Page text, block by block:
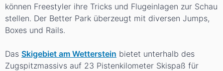
können Freestyler ihre Tricks und Flugeinlagen zur Schau
stellen. Der Better Park überzeugt mit diversen Jumps,
Boxes und Rails.
Das Skigebiet am Wetterstein bietet unterhalb des
Zugspitzmassivs auf 23 Pistenkilometer Skispaß für